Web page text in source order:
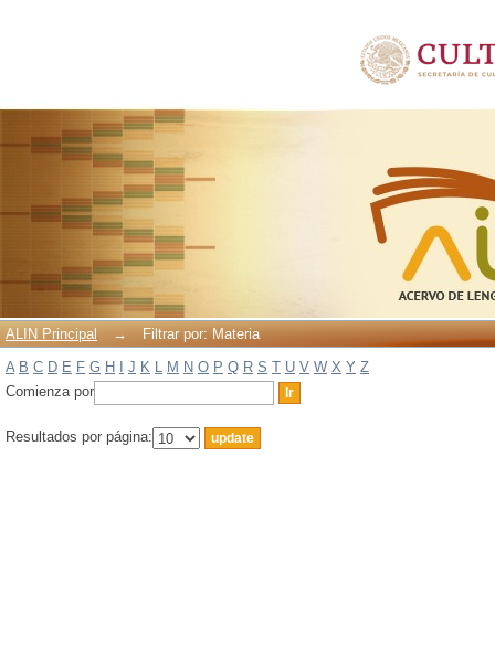
ALIN Principal →
Filtrar por: Materia
A B C D E F G H J K L M N O P Q R S T U V W X Y Z
Comienza por
Resultados por página: